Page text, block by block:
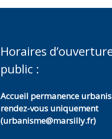
Horaires
public :
Accueil permanence
rendez-vous uniquement
(urbanisme@marsilly.fr)